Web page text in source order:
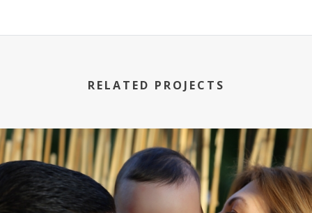
RELATED PROJECTS